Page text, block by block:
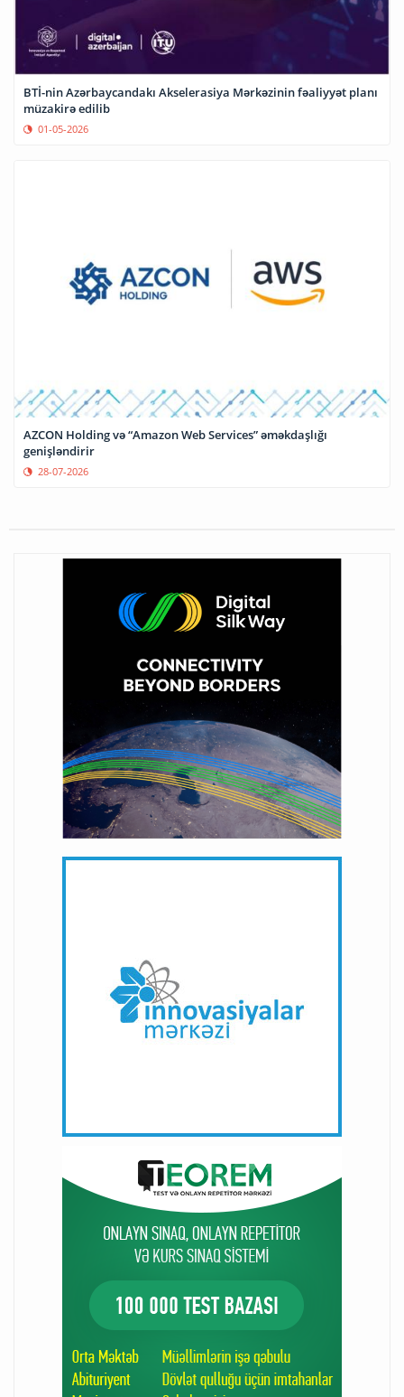
BTİ-nin Azərbaycandakı Akselerasiya Mərkəzinin fəaliyyət planı
müzakirə edilib
01-05-2026
AZCON Holding və “Amazon Web Services” əməkdaşlığı
genişləndirir
28-07-2026